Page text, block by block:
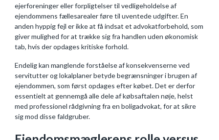
ejerforeninger eller forpligtelser til vedligeholdelse af
ejendommens fællesarealer føre til uventede udgifter. En
anden hyppig fejl er ikke at få indsat et advokatforbehold, som
giver mulighed for at trække sig fra handlen uden økonomisk
tab, hvis der opdages kritiske forhold.
Endelig kan manglende forståelse af konsekvenserne ved
servitutter og lokalplaner betyde begrænsninger i brugen af
ejendommen, som først opdages efter købet. Det er derfor
essentielt at gennemgå alle dele af købsaftalen nøje, helst
med professionel rådgivning fra en boligadvokat, for at sikre
sig mod disse faldgruber.